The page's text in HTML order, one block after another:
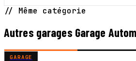
// Même catégorie
Autres garages Garage
GARAGE